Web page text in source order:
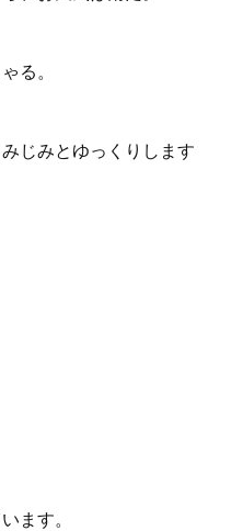
る。
じみとゆっくりします
ます。